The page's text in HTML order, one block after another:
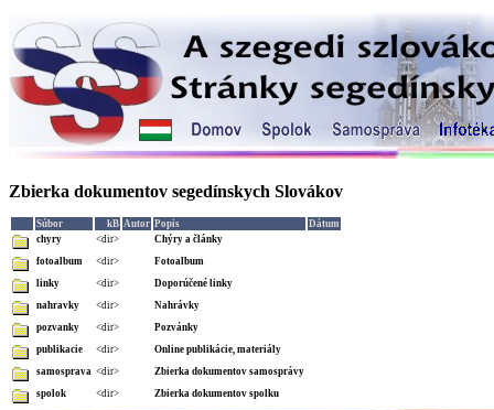
Zbierka dokumentov segedínskych Slovákov
Súbor kB Autor Popis
Dátum
chyry
<dir>
Chýry a články
fotoalbum
<dir>
Fotoalbum
linky
<dir>
Doporúčené linky
nahravky
<dir>
Nahrávky
pozvanky
<dir>
Pozvánky
publikacie
<dir>
Online publikácie, materiály
samosprava <dir>
Zbierka dokumentov samosprávy
spolok
<dir> Zbierka dokumentov spolku